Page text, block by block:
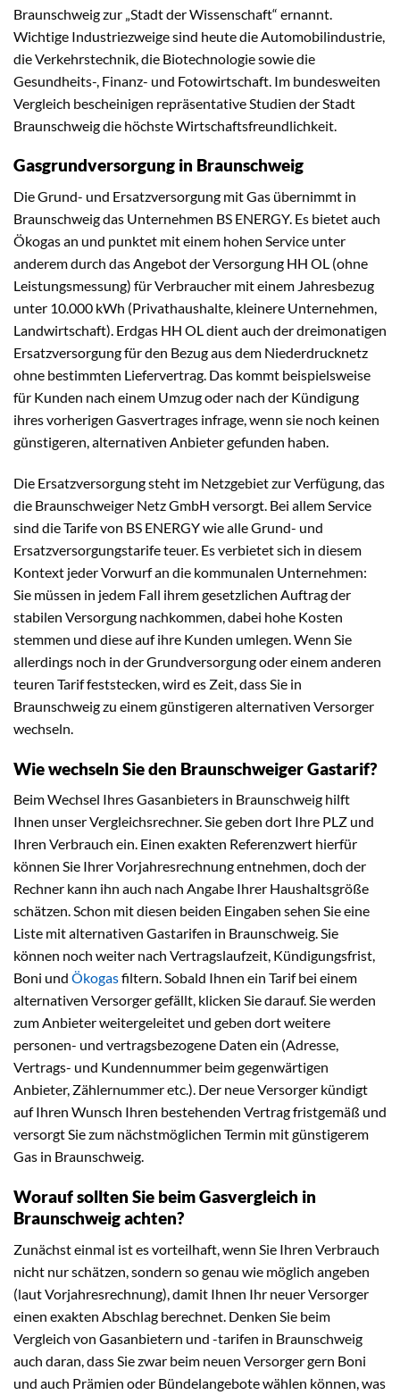
Braunschweig zur „Stadt der Wissenschaft“ ernannt.
Wichtige Industriezweige sind heute die Automobilindustrie,
die Verkehrstechnik, die Biotechnologie sowie die
Gesundheits-, Finanz- und Fotowirtschaft. Im bundesweiten
Vergleich bescheinigen repräsentative Studien der Stadt
Braunschweig die höchste Wirtschaftsfreundlichkeit.
Gasgrundversorgung in Braunschweig
Die Grund- und Ersatzversorgung mit Gas übernimmt in
Braunschweig das Unternehmen BS ENERGY. Es bietet auch
Ökogas an und punktet mit einem hohen Service unter
anderem durch das Angebot der Versorgung HH OL (ohne
Leistungsmessung) für Verbraucher mit einem Jahresbezug
unter 10.000 kWh (Privathaushalte, kleinere Unternehmen,
Landwirtschaft). Erdgas HH OL dient auch der dreimonatigen
Ersatzversorgung für den Bezug aus dem Niederdrucknetz
ohne bestimmten Liefervertrag. Das kommt beispielsweise
für Kunden nach einem Umzug oder nach der Kündigung
ihres vorherigen Gasvertrages infrage, wenn sie noch keinen
günstigeren, alternativen Anbieter gefunden haben.
Die Ersatzversorgung steht im Netzgebiet zur Verfügung, das
die Braunschweiger Netz GmbH versorgt. Bei allem Service
sind die Tarife von BS ENERGY wie alle Grund- und
Ersatzversorgungstarife teuer. Es verbietet sich in diesem
Kontext jeder Vorwurf an die kommunalen Unternehmen:
Sie müssen in jedem Fall ihrem gesetzlichen Auftrag der
stabilen Versorgung nachkommen, dabei hohe Kosten
stemmen und diese auf ihre Kunden umlegen. Wenn Sie
allerdings noch in der Grundversorgung oder einem anderen
teuren Tarif feststecken, wird es Zeit, dass Sie in
Braunschweig zu einem günstigeren alternativen Versorger
wechseln.
Wie wechseln Sie den Braunschweiger Gastarif?
Beim Wechsel Ihres Gasanbieters in Braunschweig hilft
Ihnen unser Vergleichsrechner. Sie geben dort Ihre PLZ und
Ihren Verbrauch ein. Einen exakten Referenzwert hierfür
können Sie Ihrer Vorjahresrechnung entnehmen, doch der
Rechner kann ihn auch nach Angabe Ihrer Haushaltsgröße
schätzen. Schon mit diesen beiden Eingaben sehen Sie eine
Liste mit alternativen Gastarifen in Braunschweig. Sie
können noch weiter nach Vertragslaufzeit, Kündigungsfrist,
Boni und Ökogasfiltern. Sobald Ihnen ein Tarif bei einem
alternativen Versorger gefällt, klicken Sie darauf. Sie werden
zum Anbieter weitergeleitet und geben dort weitere
personen- und vertragsbezogene Daten ein (Adresse,
Vertrags- und Kundennummer beim gegenwärtigen
Anbieter, Zählernummer etc.). Der neue Versorger kündigt
auf Ihren Wunsch Ihren bestehenden Vertrag fristgemäß und
versorgt Sie zum nächstmöglichen Termin mit günstigerem
Gas in Braunschweig.
Worauf sollten Sie beim Gasvergleich in
Braunschweig achten?
Zunächst einmal ist es vorteilhaft, wenn Sie Ihren Verbrauch
nicht nur schätzen, sondern so genau wie möglich angeben
(laut Vorjahresrechnung), damit Ihnen Ihr neuer Versorger
einen exakten Abschlag berechnet. Denken Sie beim
Vergleich von Gasanbietern und -tarifen in Braunschweig
auch daran, dass Sie zwar beim neuen Versorger gern Boni
und auch Prämien oder Bündelangebote wählen können, was